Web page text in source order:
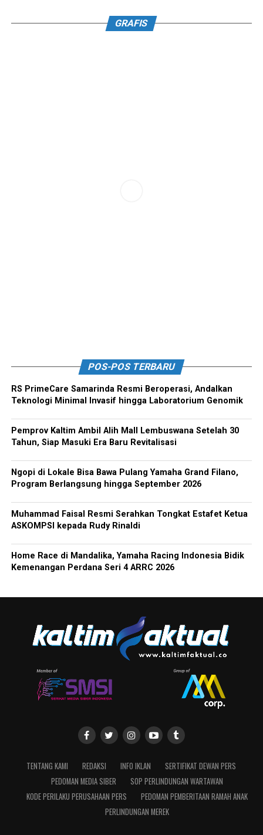
GRAFIS
POS-POS TERBARU
RS PrimeCare Samarinda Resmi Beroperasi, Andalkan
Teknologi Minimal Invasif hingga Laboratorium Genomik
Pemprov Kaltim Ambil Alih Mall Lembuswana Setelah 30
Tahun, Siap Masuki Era Baru Revitalisasi
Ngopi di Lokale Bisa Bawa Pulang Yamaha Grand Filano,
Program Berlangsung hingga September 2026
Muhammad Faisal Resmi Serahkan Tongkat Estafet Ketua
ASKOMPSI kepada Rudy Rinaldi
Home Race di Mandalika, Yamaha Racing Indonesia Bidik
Kemenangan Perdana Seri 4 ARRC 2026
TENTANG KAMI REDAKSI INFO IKLAN
SERTIFIKAT DEWAN PERS
PEDOMAN MEDIA SIBER
SOP PERLINDUNGAN WARTAWAN
KODE PERILAKU PERUSAHAAN PERS
PEDOMAN PEMBERITAAN RAMAH ANAK
PERLINDUNGAN MEREK